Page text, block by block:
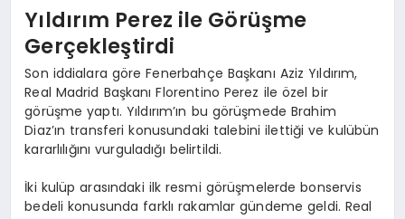
Yıldırım Perez ile Görüşme
Gerçekleştirdi
Son iddialara göre Fenerbahçe Başkanı Aziz Yıldırım,
Real Madrid Başkanı Florentino Perez ile özel bir
görüşme yaptı. Yıldırım’ın bu görüşmede Brahim
Diaz’ın transferi konusundaki talebini ilettiği ve kulübün
kararlılığını vurguladığı belirtildi.
İki kulüp arasındaki ilk resmi görüşmelerde bonservis
bedeli konusunda farklı rakamlar gündeme geldi. Real